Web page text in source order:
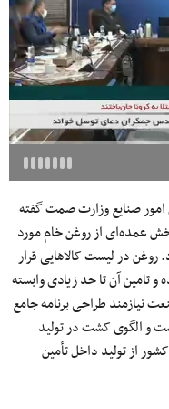
صنایع وزارت صمت گفته
عمده‌ای از روغن خام مورد
روغن در لیست کالا‌هایی قرار
تامین آن تا حد زیادی وابسته
نیازمند طراحی برنامه جامع
و الگوی کشت در تولید
از تولید داخل تأمین